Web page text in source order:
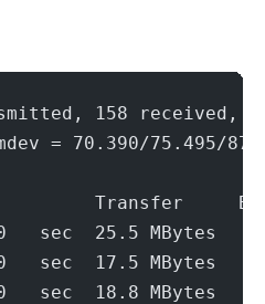
158 received,
= 70.390/75.495/
Transfer
sec  25.5 MBytes
sec  17.5 MBytes
sec  18.8 MBytes